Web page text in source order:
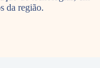
da região.